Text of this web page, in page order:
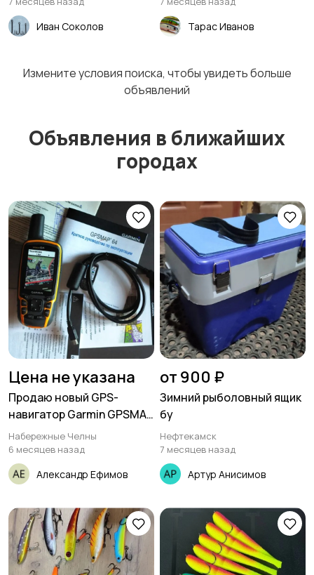
Иван Соколов Тарас Иванов
Измените условия поиска, чтобы увидеть больше
объявлений
Объявления в ближайших
городах
Цена не указана
Продаю новый GPS-
навигатор Garmin GPSMAP
64
Набережные Челны
6 месяцев назад
Александр Ефимов
от 900 ₽
Зимний рыболовный ящик
бу
Нефтекамск
7 месяцев назад
Артур Анисимов